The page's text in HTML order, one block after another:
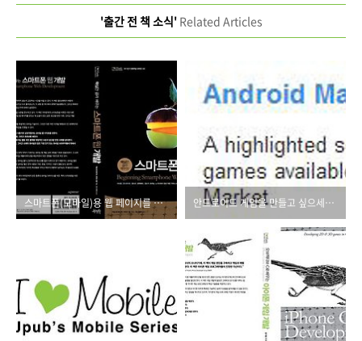
'출간 전 책 소식'Related Articles
스마트폰(모바일)용 웹 페이지를 제작하고 싶으신가요? 안드로이드 게임을 만들고 싶으세요?